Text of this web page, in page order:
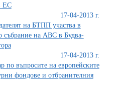
ЕС
17-04-2013 г.
на БТПП участва в
събрание на АВС в Будва-
17-04-2013 г.
по въпросите на европейските
фондове и отбранителния